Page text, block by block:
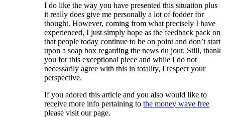
I do like the way you have presented this situation plus
it really does give me personally a lot of fodder for
thought. However, coming from what precisely I have
experienced, I just simply hope as the feedback pack on
that people today continue to be on point and don’t start
upon a soap box regarding the news du jour. Still, thank
you for this exceptional piece and while I do not
necessarily agree with this in totality, I respect your
perspective.
If you adored this article and you also would like to
receive more info pertaining to the money wave free
please visit our page.